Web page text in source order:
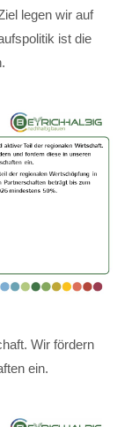
legen wir auf
ist die
Wir fördern
ein.